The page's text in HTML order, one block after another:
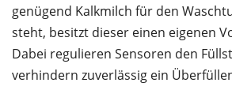
genügend Kalkmilch für den
steht, besitzt dieser einen eigenen
Dabei regulieren Sensoren den
verhindern zuverlässig ein